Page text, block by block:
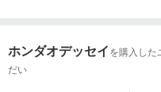
で様の良いカーライフが送れるよ
ホンダオデッセイ を購入した
だい